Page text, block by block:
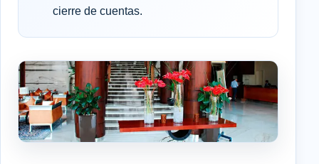
cierre de cuentas.